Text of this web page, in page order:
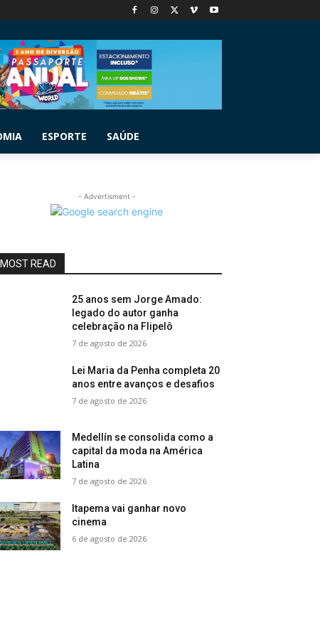
ESPORTE SAÚDE
- Advertisment -
MOST READ
25 anos sem Jorge Amado:
legado do autor ganha
celebração na Flipelô
7 de agosto de 2026
Lei Maria da Penha completa 20
anos entre avanços e desafios
7 de agosto de 2026
Medellín se consolida como a
capital da moda na América
Latina
7 de agosto de 2026
Itapema vai ganhar novo
cinema
6 de agosto de 2026